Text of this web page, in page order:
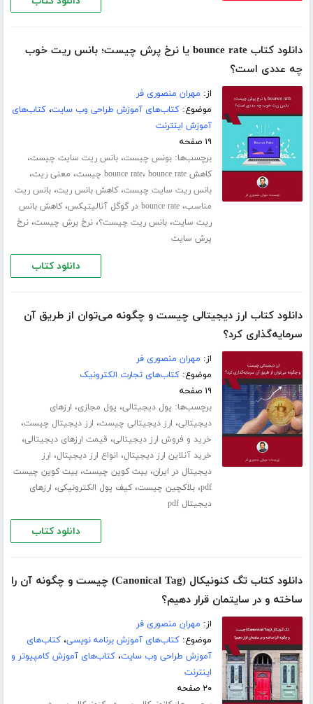
دانلود کتاب bounce rate یا نرخ پرش چیست؛ بانس ریت خوب
چه عددی است؟
از: مهران منصوری فر
موضوع:کتاب‌های آموزش طراحی وب سایت،کتاب‌های
آموزش اینترنت
۱۹ صفحه
برچسب‌ها:بونس چیست،بانس ریت سایت چیست،
کاهش bounce rate ، bounce rate چیست ، معنی ریت،
بانس ریت سایت چیست،کاهش بانس ریت،بانس ریت
مناسب،bounce rate در گوگل آنالیتیکس ،کاهش بانس
ریت سایت،بانس ریت چیست؟،نرخ برش چیست،نرخ
پرش سایت
دانلود کتاب
دانلود کتاب ارز دیجیتالی چیست و چگونه می‌توان از طریق آن
سرمایه‌گذاری کرد؟
از: مهران منصوری فر
موضوع:کتاب‌های تجارت الکترونیک
۱۹ صفحه
برچسب‌ها: پول دیجیتالی، پول مجازی، ارزهای
دیجیتالی، ارز دیجیتالی چیست، ارز دیجیتال چیست،
خرید و فروش ارز دیجیتالی، قیمت ارزهای دیجیتالی،
خرید آنلاین ارز دیجیتال، انواع ارز دیجیتال، ارز
دیجیتال در ایران،بیت کوین چیست،بیت کوین چیست
pdf،بلاکچین چیست،کیف پول الکترونیکی، ارزهای
دیجیتال pdf
دانلود کتاب
دانلود کتاب تگ کنونیکال (Canonical Tag) چیست و چگونه آن را
ساخته و در سایتمان قرار دهیم؟
از: مهران منصوری فر
موضوع:کتاب‌های آموزش برنامه نویسی،کتاب‌های
آموزش طراحی وب سایت،کتاب‌های آموزش کامپیوتر و
اینترنت
۲۰ صفحه